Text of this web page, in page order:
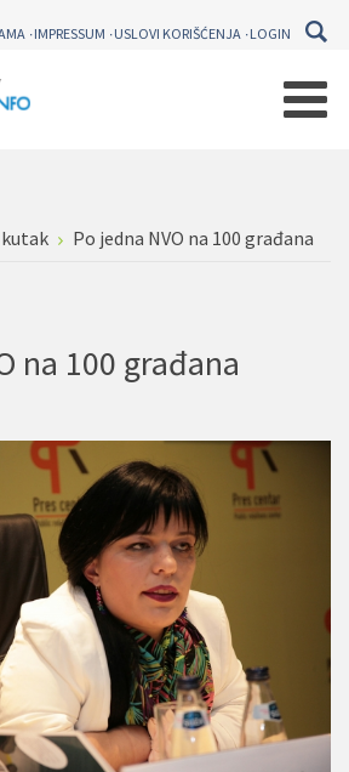
IMPRESSUM USLOVI KORIŠĆENJA LOGIN
Po jedna NVO na 100 građana
na 100 građana